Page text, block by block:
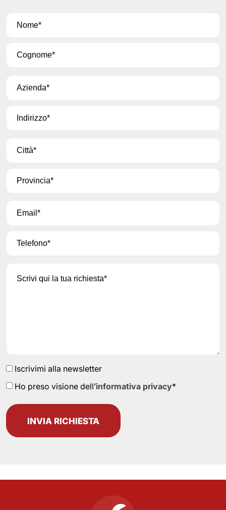
Iscrivimi alla newsletter
Ho preso visione dell’informativa privacy*
INVIA RICHIESTA